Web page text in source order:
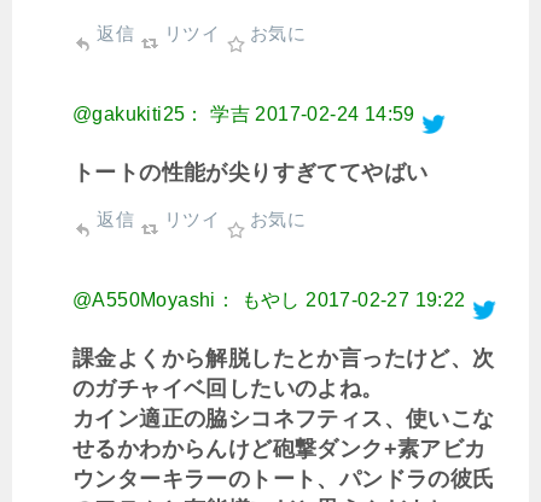
返信 リツイ お気に
@gakukiti25： 学吉 2017-02-24 14:59
トートの性能が尖りすぎててやばい
返信 リツイ お気に
@A550Moyashi： もやし 2017-02-27 19:22
課金よくから解脱したとか言ったけど、次
のガチャイベ回したいのよね。
カイン適正の脇シコネフティス、使いこな
せるかわからんけど砲撃ダンク+素アビカ
ウンターキラーのトート、パンドラの彼氏